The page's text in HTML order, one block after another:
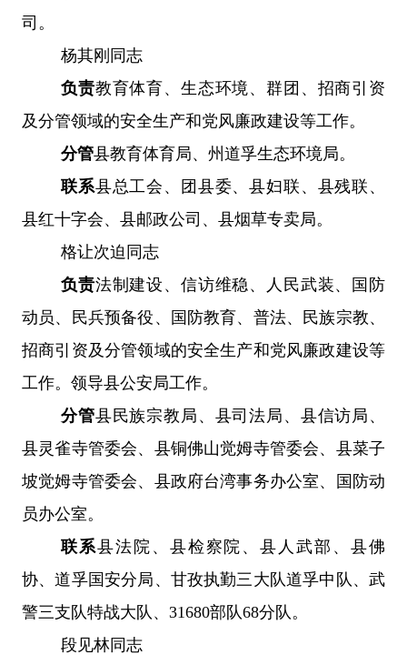
司。
杨其刚同志
负责教育体育、 生态环境、群团 、 招商引资
及分管领域的安全生产和党风廉政建设等工作。
分管县教育体育局、州道孚生态环境局。
联系县总工会、团县委、县妇联、县残联、
县红十字会、 县邮政公司、县烟草专卖局。
格让次迫 同志
负责法制建设、信访维稳、人民武装、国防
动员、民兵预备役、国防教育、普法、民族宗教、
招商引资及分管领域的安全生产和党风廉政建设等
工作。领导县公安局工作。
分管县民族宗教局、县司法局、 县信访局、
县灵雀寺管委会、县铜佛山觉姆寺管委会、县菜子
坡觉姆寺管委会、县政府台湾事务办公室、国防动
员办公室。
联系县法院、县检察院、县人武部、县佛
协、道孚国安分局、甘孜执勤三大队道孚中队、武
警三支队特战大队、 31680部队68分队。
段见林同志